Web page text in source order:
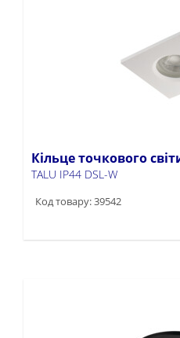
Кільце точкового
TALU IP44 DSL-W
Код товару: 39542